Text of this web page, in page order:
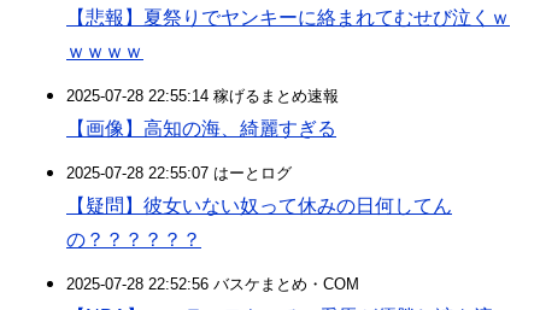
【悲報】夏祭りでヤンキーに絡まれてむせび泣くｗ
ｗｗｗｗ
2025-07-28 22:55:14 稼げるまとめ速報
【画像】高知の海、綺麗すぎる
2025-07-28 22:55:07 はーとログ
【疑問】彼女いない奴って休みの日何してん
の？？？？？？
2025-07-28 22:52:56 バスケまとめ・COM